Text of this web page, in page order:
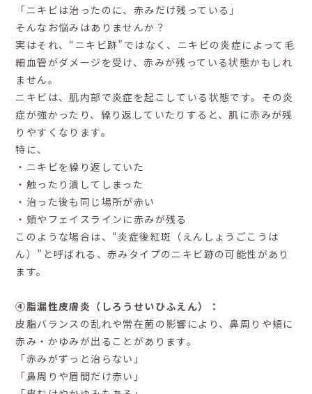
「ニキビは治ったのに、赤みだけ残っている」
そんなお悩みはありませんか？
実はそれ、“ニキビ跡”ではなく、ニキビの炎症によって毛
細血管がダメージを受け、赤みが残っている状態かもしれ
ません。
ニキビは、肌内部で炎症を起こしている状態です。その炎
症が強かったり、繰り返していたりすると、肌に赤みが残
りやすくなります。
特に、
・ニキビを繰り返していた
・触ったり潰してしまった
・治った後も同じ場所が赤い
・頬やフェイスラインに赤みが残る
このような場合は、“炎症後紅斑（えんしょうごこうは
ん）”と呼ばれる、赤みタイプのニキビ跡の可能性があり
ます。
④脂漏性皮膚炎（しろうせいひふえん）：
皮脂バランスの乱れや常在菌の影響により、鼻周りや頬に
赤み・かゆみが出ることがあります。
「赤みがずっと治らない」
「鼻周りや眉間だけ赤い」